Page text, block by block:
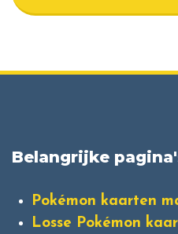
Belangrijke
Pokémon kaarten
Losse Pokémon